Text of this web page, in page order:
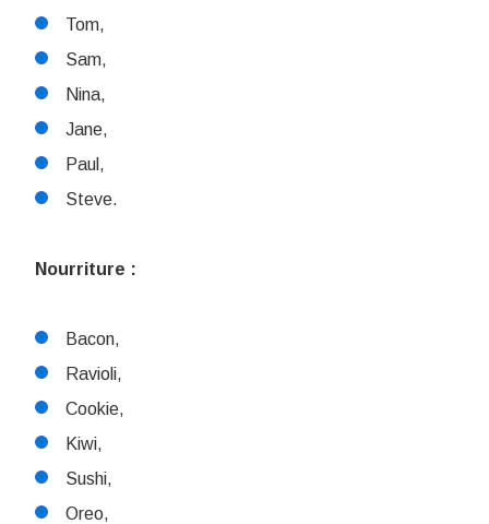
Tom,
Sam,
Nina,
Jane,
Paul,
Steve.
Nourriture :
Bacon,
Ravioli,
Cookie,
Kiwi,
Sushi,
Oreo,